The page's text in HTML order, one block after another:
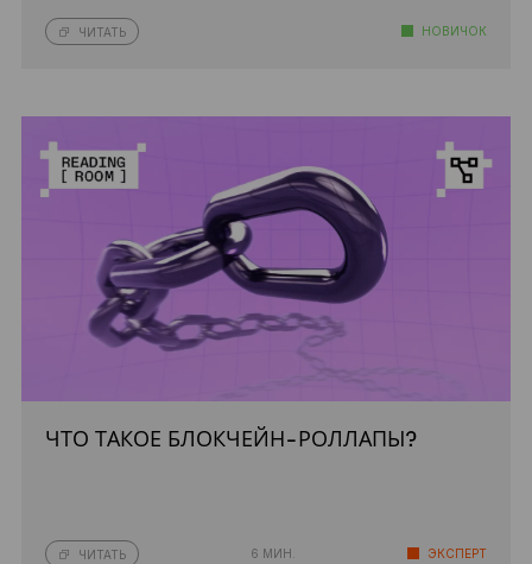
ЧИТАТЬ НОВИЧОК
ЧТО ТАКОЕ БЛОКЧЕЙН-РОЛЛАПЫ?
ЧИТАТЬ 6 МИН. ЭКСПЕРТ